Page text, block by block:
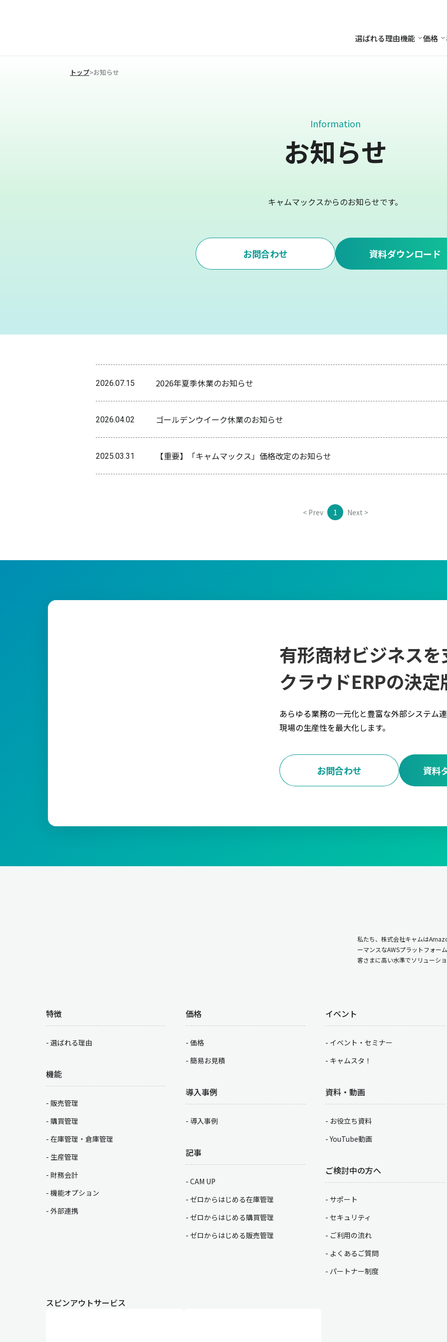
選ばれる理由機能 機能
価格
トップ>お知らせ
Information
お知らせ
キャムマックスからのお知らせです。
お問合わせ 資料ダウンロード
2026.07.15 2026年夏季休業のお知らせ
2026.04.02 ゴールデンウイーク休業のお知らせ
2025.03.31 【重要】「キャムマックス」価格改定のお知らせ
< Prev 1 Next >
有形商材ビジネスを
クラウドERPの決定
あらゆる業務の一元化と豊富な外部システム
現場の生産性を最大化します。
資料
お問合わせ
私たち、株式会社キャムは
ーマンスなAWSプラットフォー
客さまに高い水準でソリューシ
特徴
選ばれる理由
機能
販売管理
購買管理
在庫管理・倉庫管理
生産管理
財務会計
機能オプション
外部連携
価格
価格
簡易お見積
導入事例
導入事例
記事
CAM UP
ゼロからはじめる在庫管理
ゼロからはじめる購買管理
ゼロからはじめる販売管理
イベント
イベント・セミナー
キャムスタ！
資料・動画
お役立ち資料
YouTube動画
ご検討中の方へ
サポート
セキュリティ
ご利用の流れ
よくあるご質問
パートナー制度
スピンアウトサービス